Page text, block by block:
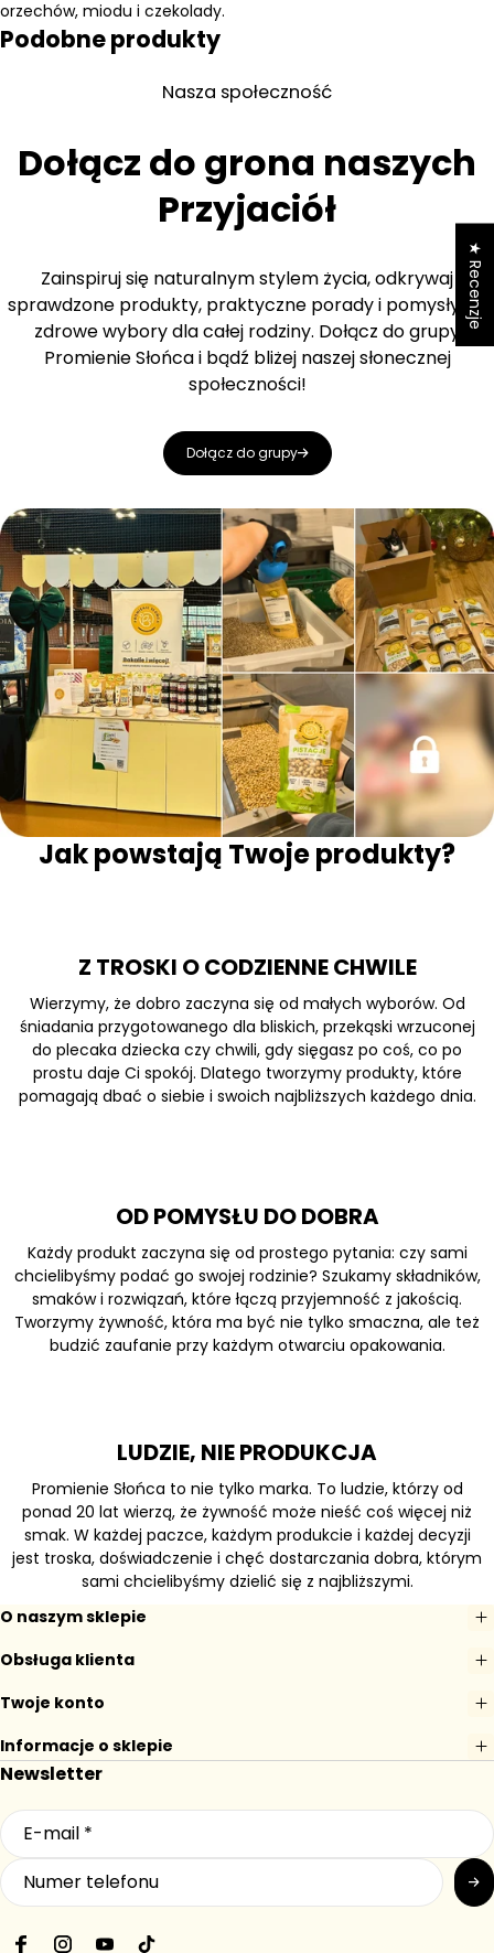
orzechów, miodu i czekolady.
Podobne produkty
Nasza społeczność
Dołącz do grona naszych
Przyjaciół
Zainspiruj się naturalnym stylem życia, odkrywaj
sprawdzone produkty, praktyczne porady i pomysły na
zdrowe wybory dla całej rodziny. Dołącz do grupy
Promienie Słońca i bądź bliżej naszej słonecznej
społeczności!
Dołącz do grupy
Jak powstają Twoje produkty?
Z TROSKI O CODZIENNE CHWILE
Wierzymy, że dobro zaczyna się od małych wyborów. Od
śniadania przygotowanego dla bliskich, przekąski wrzuconej
do plecaka dziecka czy chwili, gdy sięgasz po coś, co po
prostu daje Ci spokój. Dlatego tworzymy produkty, które
pomagają dbać o siebie i swoich najbliższych każdego dnia.
OD POMYSŁU DO DOBRA
Każdy produkt zaczyna się od prostego pytania: czy sami
chcielibyśmy podać go swojej rodzinie? Szukamy składników,
smaków i rozwiązań, które łączą przyjemność z jakością.
Tworzymy żywność, która ma być nie tylko smaczna, ale też
budzić zaufanie przy każdym otwarciu opakowania.
LUDZIE, NIE PRODUKCJA
Promienie Słońca to nie tylko marka. To ludzie, którzy od
ponad 20 lat wierzą, że żywność może nieść coś więcej niż
smak. W każdej paczce, każdym produkcie i każdej decyzji
jest troska, doświadczenie i chęć dostarczania dobra, którym
sami chcielibyśmy dzielić się z najbliższymi.
O naszym sklepie
Obsługa klienta
Twoje konto
Informacje o sklepie
Newsletter
★ Recenzje